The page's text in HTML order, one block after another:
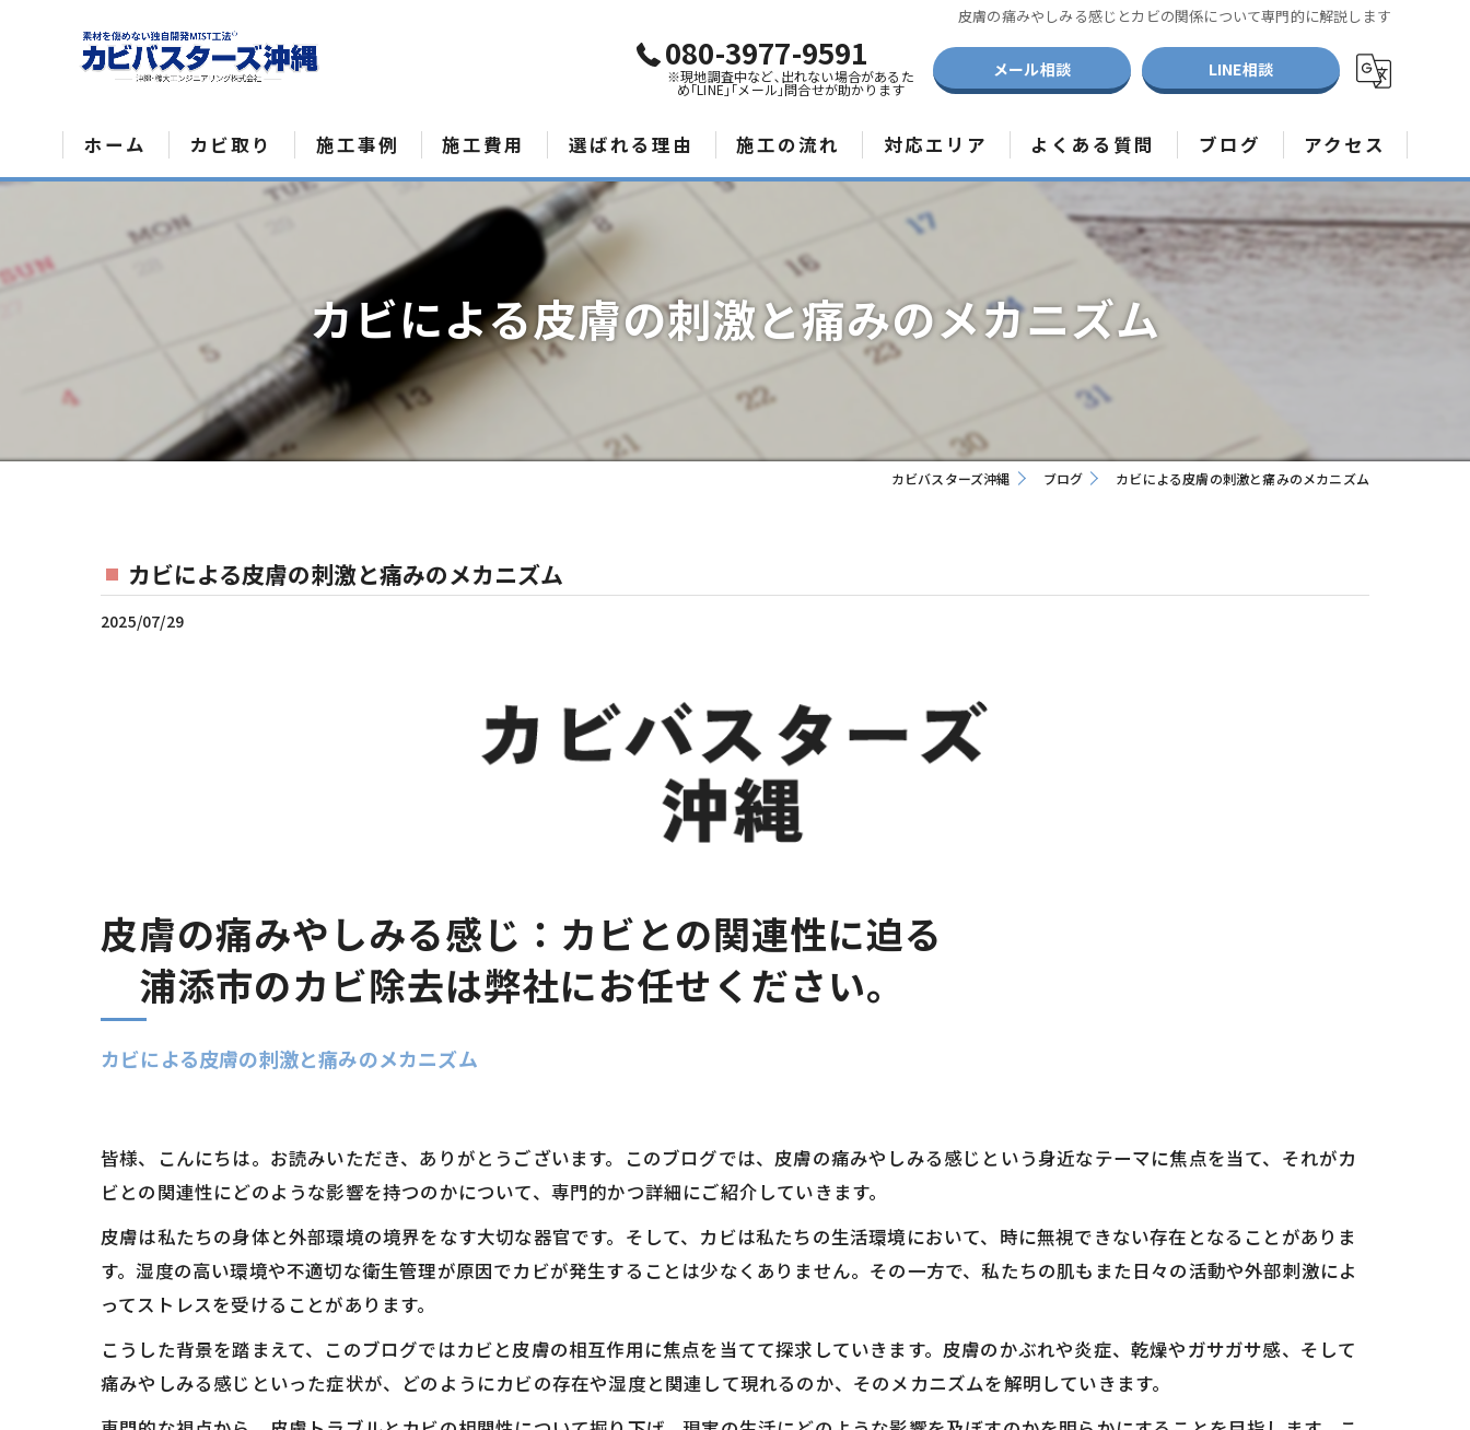
皮膚の痛みやしみる感じとカビの関係について専門的に解説します
080-3977-9591
※現地調査中など､出れない場合があるた
め｢LINE｣｢メール｣問合せが助かります
メール相談 LINE相談
ホーム カビ取り
カビ菌検査
施工事例 施工費用 選ばれる理由 施工の流れ 対応エリア
那覇市のカビ取り
石垣島のカビ取り
よくある質問 ブログ アクセス
メディア取材受付中
カビによる皮膚の刺激と痛みのメカニズム
カビバスターズ沖縄 ブログ カビによる皮膚の刺激と痛みのメカニズム
カビによる皮膚の刺激と痛みのメカニズム
2025/07/29
皮膚の痛みやしみる感じ：カビとの関連性に迫る
浦添市のカビ除去は弊社にお任せください。
カビによる皮膚の刺激と痛みのメカニズム
皆様、こんにちは。お読みいただき、ありがとうございます。このブログでは、皮膚の痛みやしみる感じという身近なテーマに焦点を当て、それがカ
ビとの関連性にどのような影響を持つのかについて、専門的かつ詳細にご紹介していきます。
皮膚は私たちの身体と外部環境の境界をなす大切な器官です。そして、カビは私たちの生活環境において、時に無視できない存在となることがありま
す。湿度の高い環境や不適切な衛生管理が原因でカビが発生することは少なくありません。その一方で、私たちの肌もまた日々の活動や外部刺激によ
ってストレスを受けることがあります。
こうした背景を踏まえて、このブログではカビと皮膚の相互作用に焦点を当てて探求していきます。皮膚のかぶれや炎症、乾燥やガサガサ感、そして
痛みやしみる感じといった症状が、どのようにカビの存在や湿度と関連して現れるのか、そのメカニズムを解明していきます。